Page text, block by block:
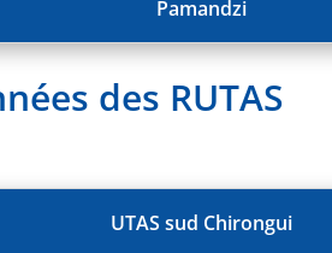
Pamandzi
des RUTAS
UTAS sud Chirongui